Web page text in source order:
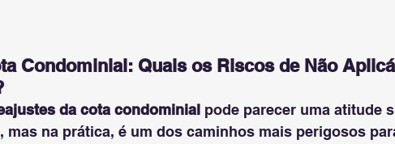
Condominial: Quais os Riscos de Não
da cota condominial pode parecer uma atitude
mas na prática, é um dos caminhos mais perigosos